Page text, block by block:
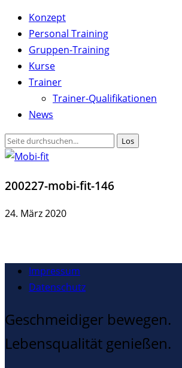
Konzept
Personal Training
Gruppen-Training
Kurse
Trainer
Trainer-Qualifikationen
News
200227-mobi-fit-146
24. März 2020
Impressum
Datenschutz
Geschmeidiger bewegen.
Lebensqualität genießen.